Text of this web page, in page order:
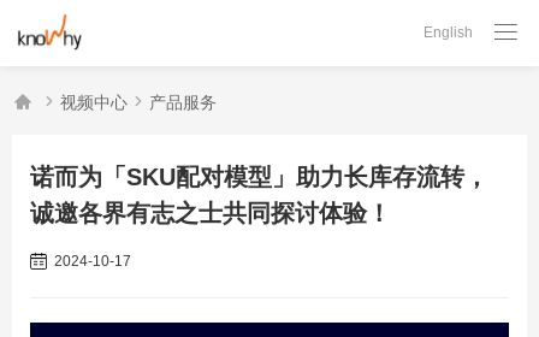

English
  视频中心  产品服务
诺而为「SKU配对模型」助力长库存流转，
诚邀各界有志之士共同探讨体验！
2024-10-17